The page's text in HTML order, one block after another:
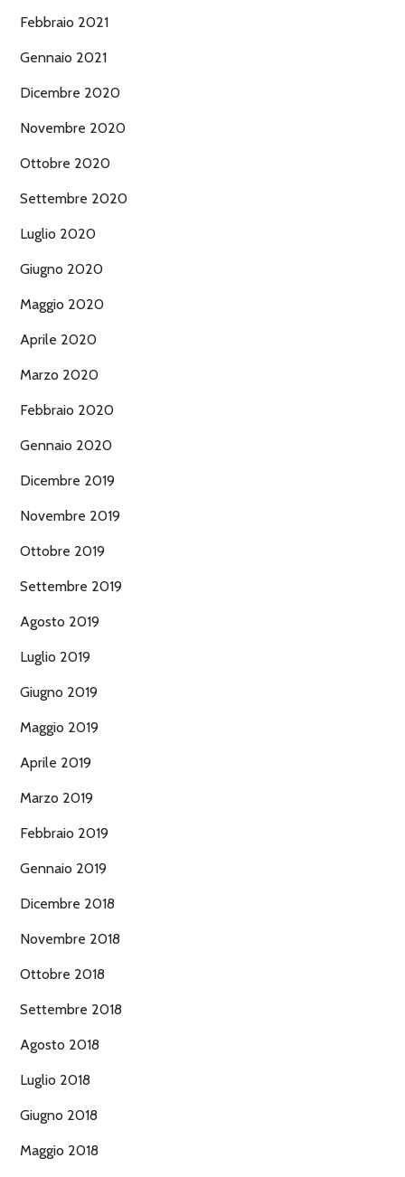
Febbraio 2021
Gennaio 2021
Dicembre 2020
Novembre 2020
Ottobre 2020
Settembre 2020
Luglio 2020
Giugno 2020
Maggio 2020
Aprile 2020
Marzo 2020
Febbraio 2020
Gennaio 2020
Dicembre 2019
Novembre 2019
Ottobre 2019
Settembre 2019
Agosto 2019
Luglio 2019
Giugno 2019
Maggio 2019
Aprile 2019
Marzo 2019
Febbraio 2019
Gennaio 2019
Dicembre 2018
Novembre 2018
Ottobre 2018
Settembre 2018
Agosto 2018
Luglio 2018
Giugno 2018
Maggio 2018